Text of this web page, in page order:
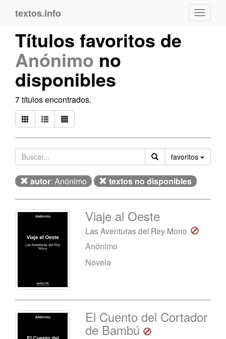
textos.info
Títulos favoritos de
Anónimo no
disponibles
7 títulos encontrados.
favoritos
autor: Anónimo textos no disponibles
Viaje al Oeste
Las Aventuras del Rey Mono
Anónimo
Novela
El Cuento del Cortador
de Bambú